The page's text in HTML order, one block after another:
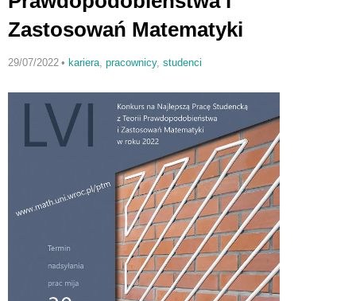
Zastosowań Matematyki
29/07/2022 • kariera, pracownicy, studenci